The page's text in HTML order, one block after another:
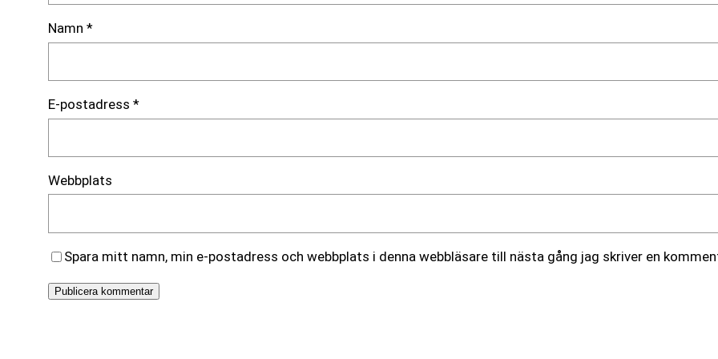
Namn *
E-postadress *
Webbplats
Spara mitt namn, min e-postadress och webbplats i denna webbläsare till nästa gång jag skriver en